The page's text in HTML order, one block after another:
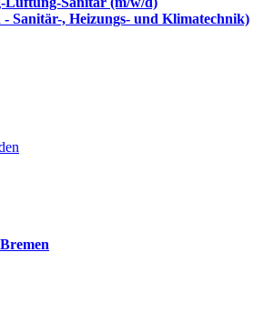
Sanitär-, Heizungs- und Klimatechnik)